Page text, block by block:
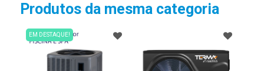
Produtos da mesma categoria
EM DESTAQUE!